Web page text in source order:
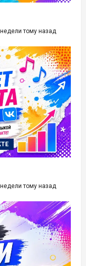
тому назад
тому назад